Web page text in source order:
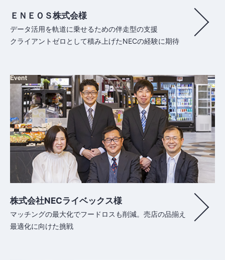
ＥＮＥＯＳ株式会様
データ活用を軌道に乗せるための伴走型の支援
クライアントゼロとして積み上げたNECの経験に期待
株式会社NECライベックス様
マッチングの最大化でフードロスも削減。売店の品揃え
最適化に向けた挑戦